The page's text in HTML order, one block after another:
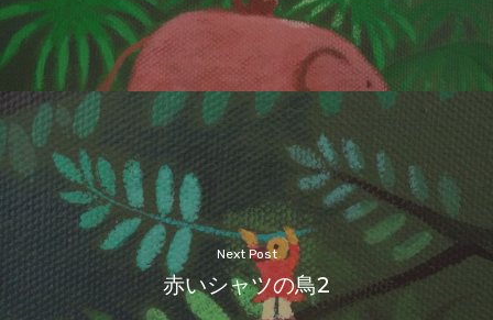
Next Post
赤いシャツの鳥2